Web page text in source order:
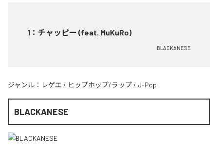
1 ： チャッピー (feat. MuKuRo)
BLACKANESE
ジャンル： レゲエ / ヒップホップ/ラップ / J-Pop
BLACKANESE